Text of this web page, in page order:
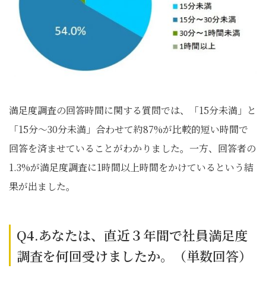
満足度調査の回答時間に関する質問では、「15分未満」と
「15分～30分未満」合わせて約87%が比較的短い時間で
回答を済ませていることがわかりました。一方、回答者の
1.3%が満足度調査に1時間以上時間をかけているという結
果が出ました。
Q4.あなたは、直近３年間で社員満足度
調査を何回受けましたか。（単数回答）